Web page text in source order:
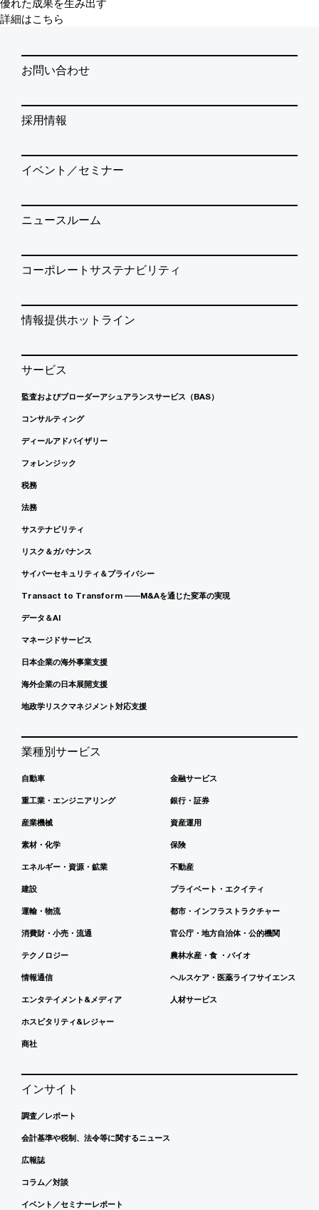
優れた成果を生み出す
詳細はこちら
お問い合わせ
採用情報
イベント／セミナー
ニュースルーム
コーポレートサステナビリティ
情報提供ホットライン
サービス
監査およびブローダーアシュアランスサービス（BAS）
コンサルティング
ディールアドバイザリー
フォレンジック
税務
法務
サステナビリティ
リスク＆ガバナンス
サイバーセキュリティ＆プライバシー
Transact to Transform ――M&Aを通じた変革の実現
データ＆AI
マネージドサービス
日本企業の海外事業支援
海外企業の日本展開支援
地政学リスクマネジメント対応支援
業種別サービス
自動車
重工業・エンジニアリング
産業機械
素材・化学
エネルギー・資源・鉱業
建設
運輸・物流
消費財・小売・流通
テクノロジー
情報通信
エンタテイメント&メディア
ホスピタリティ&レジャー
商社
金融サービス
銀行・証券
資産運用
保険
不動産
プライベート・エクイティ
都市・インフラストラクチャー
官公庁・地方自治体・公的機関
農林水産・食 ・バイオ
ヘルスケア・医薬ライフサイエンス
人材サービス
インサイト
調査／レポート
会計基準や税制、法令等に関するニュース
広報誌
コラム／対談
イベント／セミナーレポート